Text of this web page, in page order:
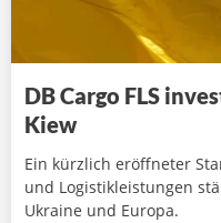
DB Cargo FLS
Kiew
Ein kürzlich eröffneter
und Logistikleistungen
Ukraine und Europa.